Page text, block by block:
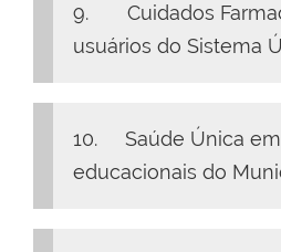
9. Cuidados
usuários do Sistema
10. Saúde Única
educacionais do